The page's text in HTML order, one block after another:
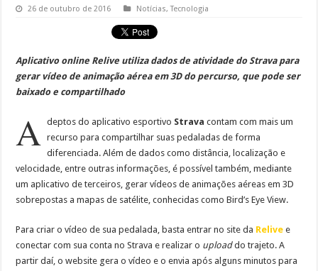
26 de outubro de 2016 Notícias,Tecnologia
Aplicativo online Relive utiliza dados de atividade do Strava para
gerar vídeo de animação aérea em 3D do percurso, que pode ser
baixado e compartilhado
A deptos do aplicativo esportivo Strava contam com mais um
recurso para compartilhar suas pedaladas de forma
diferenciada. Além de dados como distância, localização e
velocidade, entre outras informações, é possível também, mediante
um aplicativo de terceiros, gerar vídeos de animações aéreas em 3D
sobrepostas a mapas de satélite, conhecidas como Bird’s Eye View.
Para criar o vídeo de sua pedalada, basta entrar no site da Relive e
conectar com sua conta no Strava e realizar o uploaddo trajeto. A
partir daí, o website gera o vídeo e o envia após alguns minutos para